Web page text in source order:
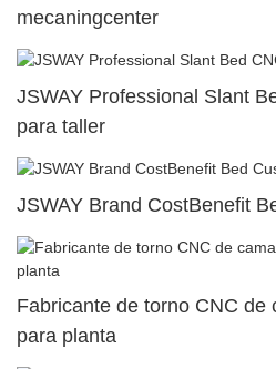
mecaningcenter
JSWAY Professional Slant
para taller
JSWAY Brand CostBenefit
Fabricante de torno CNC de
para planta